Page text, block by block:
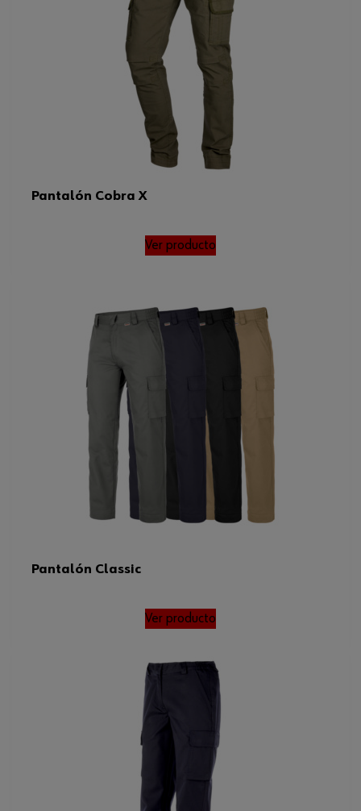
Pantalón Cobra X
Ver producto
Pantalón Classic
Ver producto